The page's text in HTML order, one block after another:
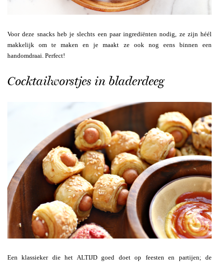
Voor deze snacks heb je slechts een paar ingrediënten nodig, ze zijn héél
makkelijk om te maken en je maakt ze ook nog eens binnen een
handomdraai. Perfect!
Cocktailworstjes in bladerdeeg
Een klassieker die het ALTIJD goed doet op feesten en partijen; de